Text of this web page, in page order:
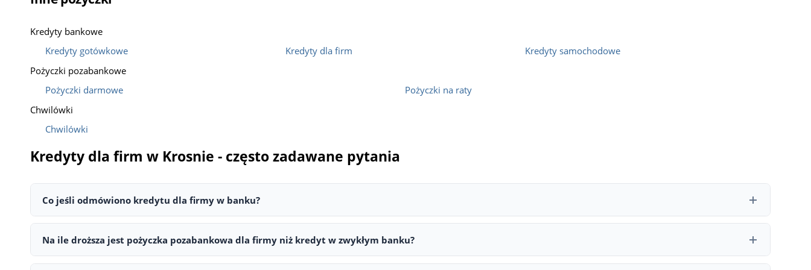
Kredyty bankowe
Kredyty gotówkowe
Kredyty dla firm
Kredyty samochodowe
Pożyczki pozabankowe
Pożyczki darmowe
Pożyczki na raty
Chwilówki
Chwilówki
Kredyty dla firm w Krosnie - często zadawane pytania
Co jeśli odmówiono kredytu dla firmy w banku?
Jeśli bank odmówił kredytu dla firmy, nie oznacza to końca możliwości finansowania. Warto najpierw poznać powód odmowy – najczęstsze przyczyny to zbyt krótki czas prowadzenia
działalności, niska zdolność kredytowa, zaległości w ZUS, słaba historia w BIK lub brak zabezpieczeń. Bank ma obowiązek poinformować, dlaczego decyzja była negatywna – ta wiedza
Na ile droższa jest pożyczka pozabankowa dla firmy niż kredyt w zwykłym banku?
Pożyczka pozabankowa dla firmy może być znacznie droższa niż kredyt w tradycyjnym banku — różnica w kosztach często wynosi od kilku do nawet kilkudziesięciu procent w skali